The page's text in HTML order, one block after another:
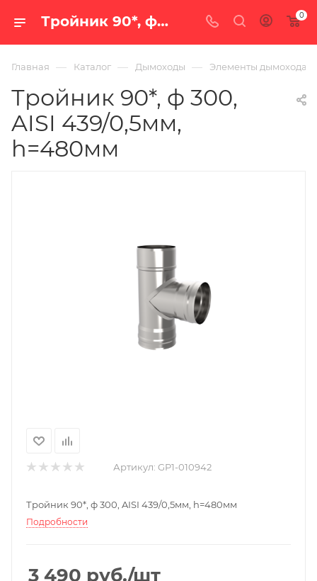
Тройник 90*, ф 300, AISI 439/0,5мм, h=480мм — купить в Екатеринбурге по цене 3 490 руб. в интернет-магазине «100 печей.ру» 0
Главная — Каталог — Дымоходы — Элементы дымохода
Тройник 90*, ф 300,
AISI 439/0,5мм,
h=480мм
Артикул: GP1-010942
Тройник 90*, ф 300, AISI 439/0,5мм, h=480мм
Подробности
3 490 руб./шт